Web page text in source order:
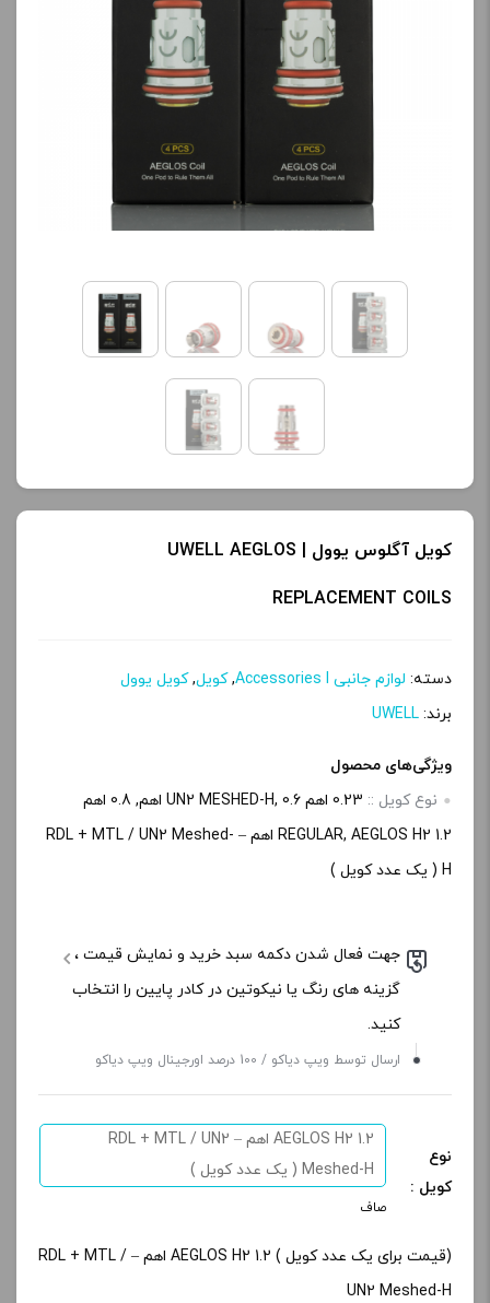
کویل آگلوس یوول | UWELL AEGLOS
REPLACEMENT COILS
دسته: لوازم جانبی Accessories l ,کویل,کویل یوول
برند: UWELL
ویژگی‌های محصول
نوع کویل ::
0.23 اهم UN2 MESHED-H, 0.6 اهم, 0.8 اهم
REGULAR, AEGLOS H2 1.2 اهم – RDL + MTL / UN2 Meshed-
H ( یک عدد کویل )
جهت فعال شدن دکمه سبد خرید و نمایش قیمت ،
گزینه های رنگ یا نیکوتین در کادر پایین را انتخاب
کنید.
ارسال توسط ویپ دیاکو / 100 درصد اورجینال ویپ دیاکو
نوع
کویل :
AEGLOS H2 1.2 اهم – RDL + MTL / UN2
Meshed-H ( یک عدد کویل )
صاف
(قیمت برای یک عدد کویل ) AEGLOS H2 1.2 اهم – RDL + MTL /
UN2 Meshed-H